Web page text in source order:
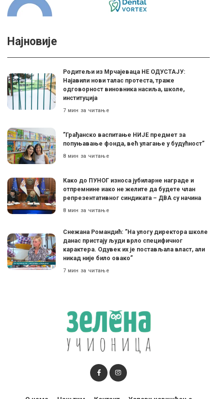
Најновије
Родитељи из Мрчајеваца НЕ ОДУСТАЈУ:
Најавили нови талас протеста, траже
одговорност виновника насиља, школе,
институција
7 мин за читање
”Грађанско васпитање НИЈЕ предмет за
попуњавање фонда, већ улагање у будућност”
8 мин за читање
Како до ПУНОГ износа јубиларне награде и
отпремнине иако не желите да будете члан
репрезентативног синдиката – ДВА су начина
8 мин за читање
Снежана Романдић: ”На улогу директора школе
данас пристају људи врло специфичног
карактера. Одувек их је постављала власт, али
никад није било овако”
7 мин за читање